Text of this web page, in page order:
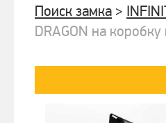
Поиск замка >
DRAGON на